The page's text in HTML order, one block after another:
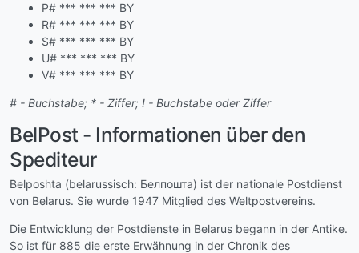
P# *** *** *** BY
R# *** *** *** BY
S# *** *** *** BY
U# *** *** *** BY
V# *** *** *** BY
# - Buchstabe; * - Ziffer; ! - Buchstabe oder Ziffer
BelPost - Informationen über den
Spediteur
Belposhta (belarussisch: Белпошта) ist der nationale Postdienst
von Belarus. Sie wurde 1947 Mitglied des Weltpostvereins.
Die Entwicklung der Postdienste in Belarus begann in der Antike.
So ist für 885 die erste Erwähnung in der Chronik des